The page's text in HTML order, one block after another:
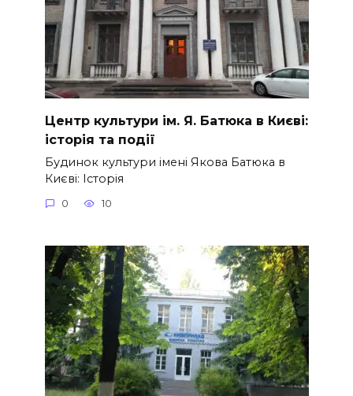
Центр культури ім. Я. Батюка в Києві:
історія та події
Будинок культури імені Якова Батюка в
Києві: Історія
0 10